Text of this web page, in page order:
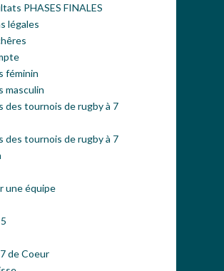
PHASES FINALES
légales
féminin
masculin
des tournois de rugby à 7
des tournois de rugby à 7
une équipe
de Coeur